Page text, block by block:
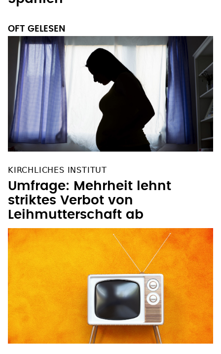
Spanien
OFT GELESEN
KIRCHLICHES INSTITUT
Umfrage: Mehrheit lehnt
striktes Verbot von